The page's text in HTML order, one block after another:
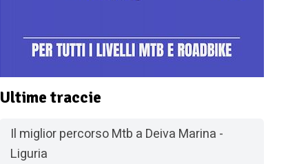
Ultime traccie
Il miglior percorso Mtb a Deiva Marina -
Liguria